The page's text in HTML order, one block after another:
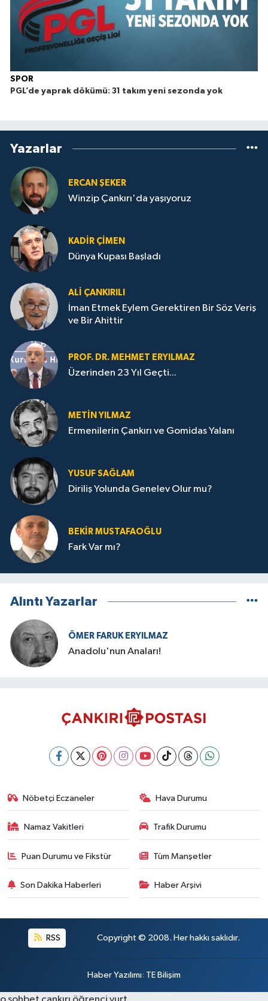
SPOR
PGL’de yaprak dökümü: 31 takım yeni sezonda yok
Yazarlar
ERCAN ŞEKER
Winzip Çankırı'da yaşıyoruz
KADIR ÇIMEN
Dünya Kupası Başladı
ALI ÇANKIRILI
İman Etmek Eylem Gerektiren Bir Söz Veriş
ve Bir Ahittir
PROF. DR. MEHMET ERYILMAZ
Üzerinden 23 Yıl Geçti...
METIN YILMAZ
Ermenilerin Çankırı ve Gomidas Yalanı
YUSUF SAĞLAM
Diriliş Yolunda Genelev Olur mu?
BEKIR MUSTAFAOĞLU
Fark Var mı?
Alıntı Yazarlar
ÖMER FARUK ERYILMAZ
Anadolu'nun Anaları!
Nöbetçi Eczaneler Hava Durumu
Namaz Vakitleri Trafik Durumu
Puan Durumu ve Fikstür Tüm Manşetler
Son Dakika Haberleri Haber Arşivi
RSS Copyright © 2008. Her hakkı saklıdır.
Haber Yazılımı: TE Bilişim